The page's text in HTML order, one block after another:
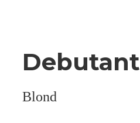
Debutant
Blond